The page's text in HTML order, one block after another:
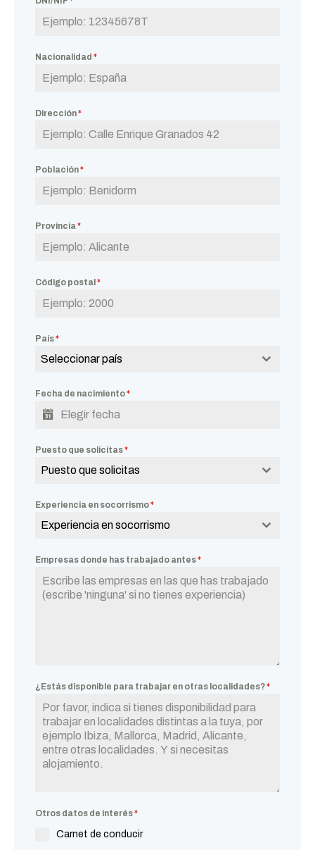
Nacionalidad *
Dirección*
Población*
Provincia*
Código postal*
País*
Seleccionar país
Fecha de nacimiento*
Puesto que solicitas*
Puesto que solicitas
Experiencia en socorrismo*
Experiencia en socorrismo
Empresas donde has trabajado antes*
¿Estás disponible para trabajar en otras localidades?*
Otros datos de interés*
Carnet de conducir